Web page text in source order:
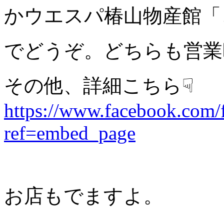
かウエスパ椿山物産館
でどうぞ。どちらも営
その他、詳細こちら☟
https://
ref=embed_page
お店もでますよ。